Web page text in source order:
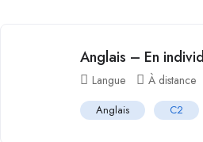
Anglais – En
Langue À distance
Anglais C2